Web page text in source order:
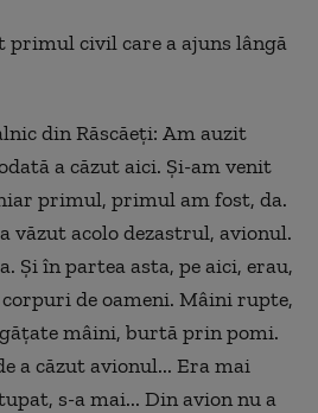
primul civil care a ajuns lângă
dinRăscăeți: Am auzit
a căzut aici. Și-am venit
primul, primul am fost, da.
văzut acolo dezastrul, avionul.
Și în partea asta, pe aici, erau,
de oameni. Mâini rupte,
mâini, burtă prin pomi.
a căzut avionul... Era mai
s-a mai... Din avion nu a